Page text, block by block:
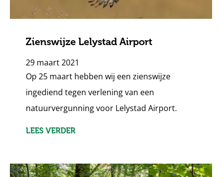
Zienswijze Lelystad Airport
29 maart 2021
Op 25 maart hebben wij een zienswijze
ingediend tegen verlening van een
natuurvergunning voor Lelystad Airport.
LEES VERDER